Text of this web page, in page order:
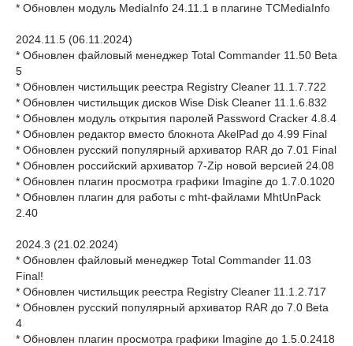
* Обновлен модуль MediaInfo 24.11.1 в плагине TCMediaInfo
2024.11.5 (06.11.2024)
* Обновлен файловый менеджер Total Commander 11.50 Beta
5
* Обновлен чистильщик реестра Registry Cleaner 11.1.7.722
* Обновлен чистильщик дисков Wise Disk Cleaner 11.1.6.832
* Обновлен модуль открытия паролей Password Cracker 4.8.4
* Обновлен редактор вместо блокнота AkelPad до 4.99 Final
* Обновлен русский популярный архиватор RAR до 7.01 Final
* Обновлен российский архиватор 7-Zip новой версией 24.08
* Обновлен плагин просмотра графики Imagine до 1.7.0.1020
* Обновлен плагин для работы с mht-файлами MhtUnPack
2.40
2024.3 (21.02.2024)
* Обновлен файловый менеджер Total Commander 11.03
Final!
* Обновлен чистильщик реестра Registry Cleaner 11.1.2.717
* Обновлен русский популярный архиватор RAR до 7.0 Beta
4
* Обновлен плагин просмотра графики Imagine до 1.5.0.2418